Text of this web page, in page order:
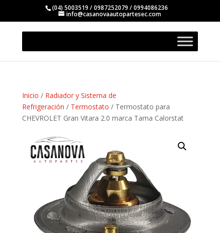
(04) 5003519 / 0987252079 / 0994086236
info@casanovaautopartesec.com
Inicio / Radiador y Sistema de
Refrigeración / Termostato / Termostato para
CHEVROLET Gran Vitara 2.0 marca Tama Calorstat